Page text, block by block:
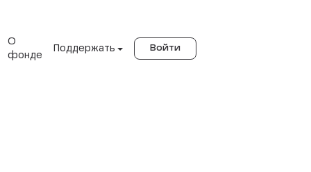
О
фонде
Поддержать Войти